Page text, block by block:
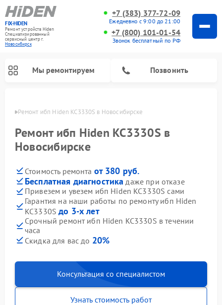
FIX-HIDEN
Ремонт устройств Hiden
Специализированный
cервисный центр г.
Новосибирск
+7 (383) 377-72-09
Ежедневно с 9:00 до 21:00
+7 (800) 101-01-54
Звонок бесплатный по РФ
Мы ремонтируем Позвонить
Ремонт ибп Hiden KC3330S в Новосибирске
Ремонт ибп Hiden KC3330S в
Новосибирске
Стоимость ремонта от 380 руб.
Бесплатная диагностика даже при отказе
Привезем и увезем ибп Hiden KC3330S сами
Гарантия на наши работы по ремонту ибп Hiden
KC3330Sдо 3-х лет
Срочный ремонт ибп Hiden KC3330S в течении
часа
Скидка для вас до 20%
Консультация со специалистом
Узнать стоимость работ